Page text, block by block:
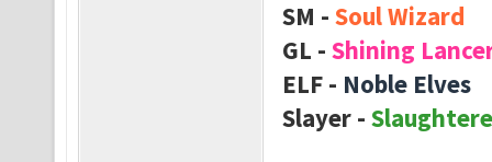
SM - Soul Wizard
GL - Shining
ELF - Noble Elves
Slayer -